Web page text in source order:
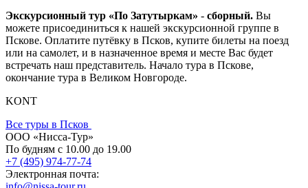
Экскурсионный тур «По Затутыркам» - сборный. Вы
можете присоединиться к нашей экскурсионной группе в
Пскове. Оплатите путёвку в Псков, купите билеты на поезд
или на самолет, и в назначенное время и месте Вас будет
встречать наш представитель. Начало тура в Пскове,
окончание тура в Великом Новгороде.
KONT
Все туры в Псков
ООО «Нисса-Тур»
По будням с 10.00 до 19.00
+7 (495) 974-77-74
Электронная почта: